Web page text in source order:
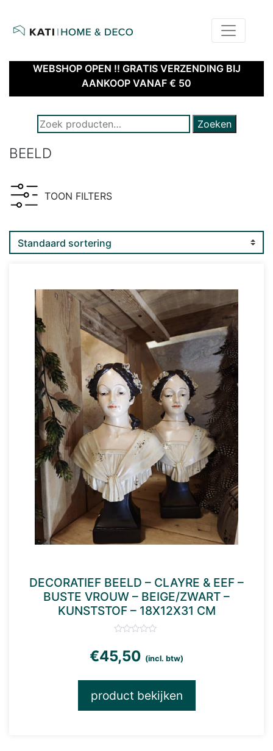
homekati – home & deco | webshop
WEBSHOP OPEN !! GRATIS VERZENDING BIJ
AANKOOP VANAF € 50
ZOEK NAAR PRODUCTEN: Zoeken
BEELD
TOON FILTERS
DECORATIEF BEELD – CLAYRE & EEF –
BUSTE VROUW – BEIGE/ZWART –
KUNSTSTOF – 18X12X31 CM
€45,50 (incl. btw)
product bekijken